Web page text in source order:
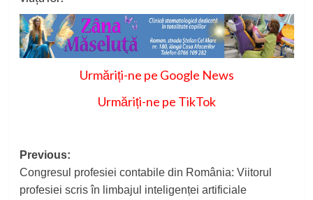
Urmăriți-ne pe Google News
Urmăriți-ne pe TikTok
Post
navigation
Previous:
Congresul profesiei contabile din România: Viitorul
profesiei scris în limbajul inteligenței artificiale